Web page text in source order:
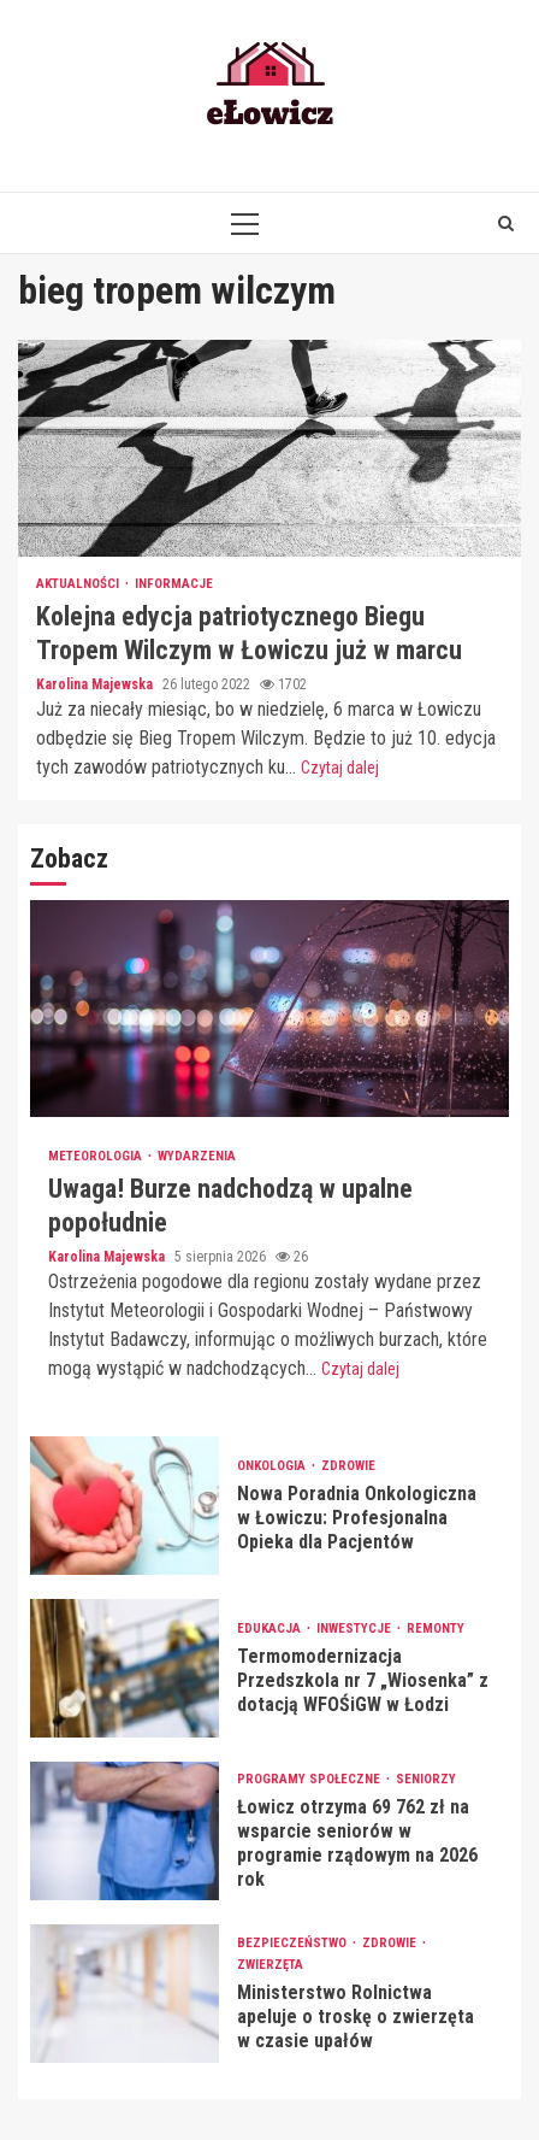
PRIMARY
bieg tropem wilczym
AKTUALNOŚCI INFORMACJE
Kolejna edycja patriotycznego Biegu
Tropem Wilczym w Łowiczu już w marcu
Karolina Majewska 26 lutego 2022 1702
Już za niecały miesiąc, bo w niedzielę, 6 marca w Łowiczu
odbędzie się Bieg Tropem Wilczym. Będzie to już 10. edycja
tych zawodów patriotycznych ku... Czytaj dalej
Zobacz
METEOROLOGIA WYDARZENIA
Uwaga! Burze nadchodzą w upalne
popołudnie
Karolina Majewska 5 sierpnia 2026 26
Ostrzeżenia pogodowe dla regionu zostały wydane przez
Instytut Meteorologii i Gospodarki Wodnej – Państwowy
Instytut Badawczy, informując o możliwych burzach, które
mogą wystąpić w nadchodzących... Czytaj dalej
ONKOLOGIA ZDROWIE
Nowa Poradnia Onkologiczna
w Łowiczu: Profesjonalna
Opieka dla Pacjentów
EDUKACJA INWESTYCJE REMONTY
Termomodernizacja
Przedszkola nr 7 „Wiosenka” z
dotacją WFOŚiGW w Łodzi
PROGRAMY SPOŁECZNE SENIORZY
Łowicz otrzyma 69 762 zł na
wsparcie seniorów w
programie rządowym na 2026
rok
BEZPIECZEŃSTWO
ZDROWIE
ZWIERZĘTA
Ministerstwo Rolnictwa
apeluje o troskę o zwierzęta
w czasie upałów